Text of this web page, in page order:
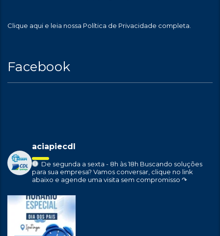
Clique aqui e leia nossa Política de Privacidade completa.
Facebook
aciapiecdl
De segunda a sexta - 8h às 18h Buscando soluções
para sua empresa? Vamos conversar, clique no link
abaixo e agende uma visita sem compromisso ↷